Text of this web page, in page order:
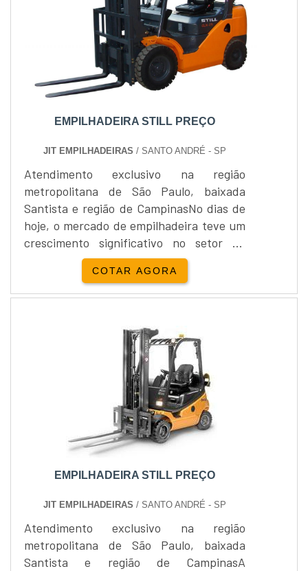
EMPILHADEIRA STILL PREÇO
JIT EMPILHADEIRAS / SANTO ANDRÉ - SP
Atendimento exclusivo na região
metropolitana de São Paulo, baixada
Santista e região de CampinasNo dias de
hoje, o mercado de empilhadeira teve um
crescimento significativo no setor de
compra e venda. Esse acontecimento se
deu justamente pela crise econômica
mundial, que têm obrigado empresários a
práticas com o objetivo de alongar a vida
útil de seus produtos equipamentos, por
exemplo. Por conta disso...
COTAR AGORA
EMPILHADEIRA STILL PREÇO
JIT EMPILHADEIRAS / SANTO ANDRÉ - SP
Atendimento exclusivo na região
metropolitana de São Paulo, baixada
Santista e região de CampinasA